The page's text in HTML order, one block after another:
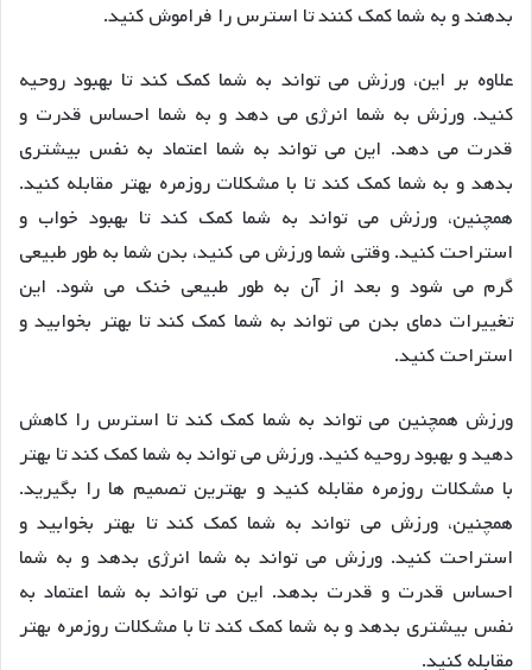
بدهند و به شما کمک کنند تا استرس را فراموش کنید.
علاوه بر این، ورزش می تواند به شما کمک کند تا بهبود روحیه
کنید. ورزش به شما انرژی می دهد و به شما احساس قدرت و
قدرت می دهد. این می تواند به شما اعتماد به نفس بیشتری
بدهد و به شما کمک کند تا با مشکلات روزمره بهتر مقابله کنید.
همچنین، ورزش می تواند به شما کمک کند تا بهبود خواب و
استراحت کنید. وقتی شما ورزش می کنید، بدن شما به طور طبیعی
گرم می شود و بعد از آن به طور طبیعی خنک می شود. این
تغییرات دمای بدن می تواند به شما کمک کند تا بهتر بخوابید و
استراحت کنید.
ورزش همچنین می تواند به شما کمک کند تا استرس را کاهش
دهید و بهبود روحیه کنید. ورزش می تواند به شما کمک کند تا بهتر
با مشکلات روزمره مقابله کنید و بهترین تصمیم ها را بگیرید.
همچنین، ورزش می تواند به شما کمک کند تا بهتر بخوابید و
استراحت کنید. ورزش می تواند به شما انرژی بدهد و به شما
احساس قدرت و قدرت بدهد. این می تواند به شما اعتماد به
نفس بیشتری بدهد و به شما کمک کند تا با مشکلات روزمره بهتر
مقابله کنید.